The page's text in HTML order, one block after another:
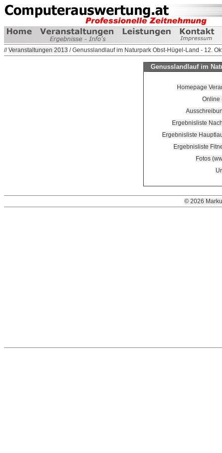
//Veranstaltungen 2013 / Genusslandlauf im Naturpark Obst-Hügel-Land - 12.
Genusslandlauf im
Homepage
Online
Ergebnisliste
Ergebnisliste
Ergebnisliste
Fotos
© 2026